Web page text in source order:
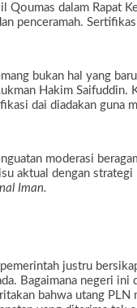
Qoumas dalam Rapat
penceramah.
bukan hal yang
Hakim Saifuddin.
dai diadakan guna
moderasi
aktual dengan
Iman.
justru
Bagaimana negeri ini
bahwa utang PLN